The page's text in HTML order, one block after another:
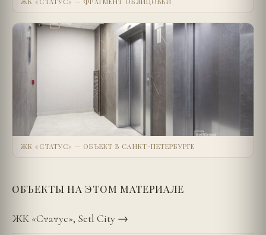
ЖК «СТАТУС» — ОБЪЕКТ В САНКТ-ПЕТЕРБУРГЕ
ОБЪЕКТЫ НА ЭТОМ МАТЕРИАЛЕ
ЖК «Статус», Setl City →